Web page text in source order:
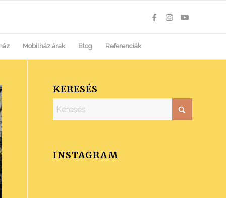
Mobilház árak Blog Referenciák
KERESÉS
INSTAGRAM